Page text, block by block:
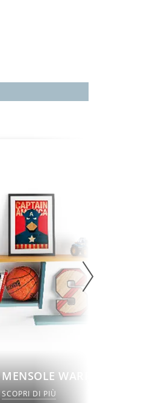
MENSOLE WARP
SCOPRI DI PIÙ